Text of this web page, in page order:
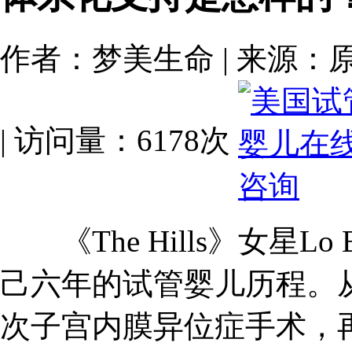
作者：梦美生命 | 来源：
| 访问量：6178次
《The Hills》女星Lo
己六年的试管婴儿历程
次子宫内膜异位症手术